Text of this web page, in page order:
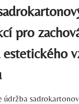
pro
údržba